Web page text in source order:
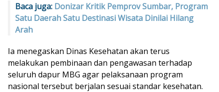
Baca juga: Donizar Kritik Pemprov Sumbar, Program
Satu Daerah Satu Destinasi Wisata Dinilai Hilang
Arah
Ia menegaskan Dinas Kesehatan akan terus
melakukan pembinaan dan pengawasan terhadap
seluruh dapur MBG agar pelaksanaan program
nasional tersebut berjalan sesuai standar kesehatan.